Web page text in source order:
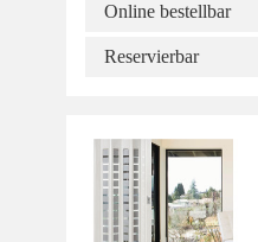
Online bestellbar
Reservierbar